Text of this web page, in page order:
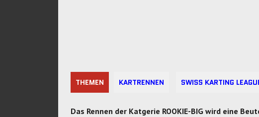
THEMEN KARTRENNEN SWISS KARTING
Das Rennen der Katgerie ROOKIE-BIG wird eine